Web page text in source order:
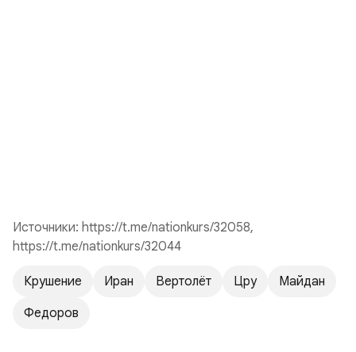
Источники: https://t.me/nationkurs/32058,
https://t.me/nationkurs/32044
Крушение Иран Вертолёт Цру
Майдан
Федоров